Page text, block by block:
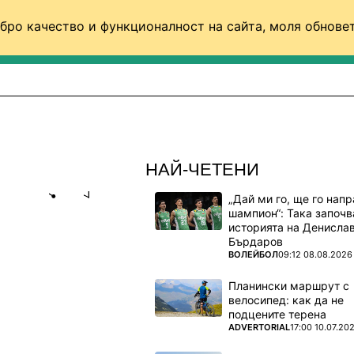
качество и функционалност на сайта, моля
НАЙ-ЧЕТЕНИ
„Дай ми го, ще го
шампион“: Така
историята на Денислав
Бърдаров
ПОВЕЧЕ ОТ
ВОЛЕЙБОЛ09:12 08.08.2026
Планински маршрут с
велосипед: как да не
подцените терена
ПОВЕЧЕ ОТ
ADVERTORIAL17:00